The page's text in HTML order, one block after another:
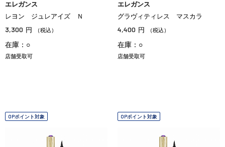
エレガンス
レヨン ジュレアイズ Ｎ
3,300 円 （税込）
在庫：○
店舗受取可
エレガンス
グラヴィティレス マスカラ
4,400 円 （税込）
在庫：○
店舗受取可
OPポイント対象 OPポイント対象